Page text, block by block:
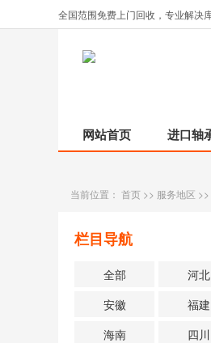
全国范围免费上门回收，专业解决
网站首页 进口轴
当前位置： 首页 >> 服务地区 >>
栏目导航
全部 河北
安徽
福建
海南
四川